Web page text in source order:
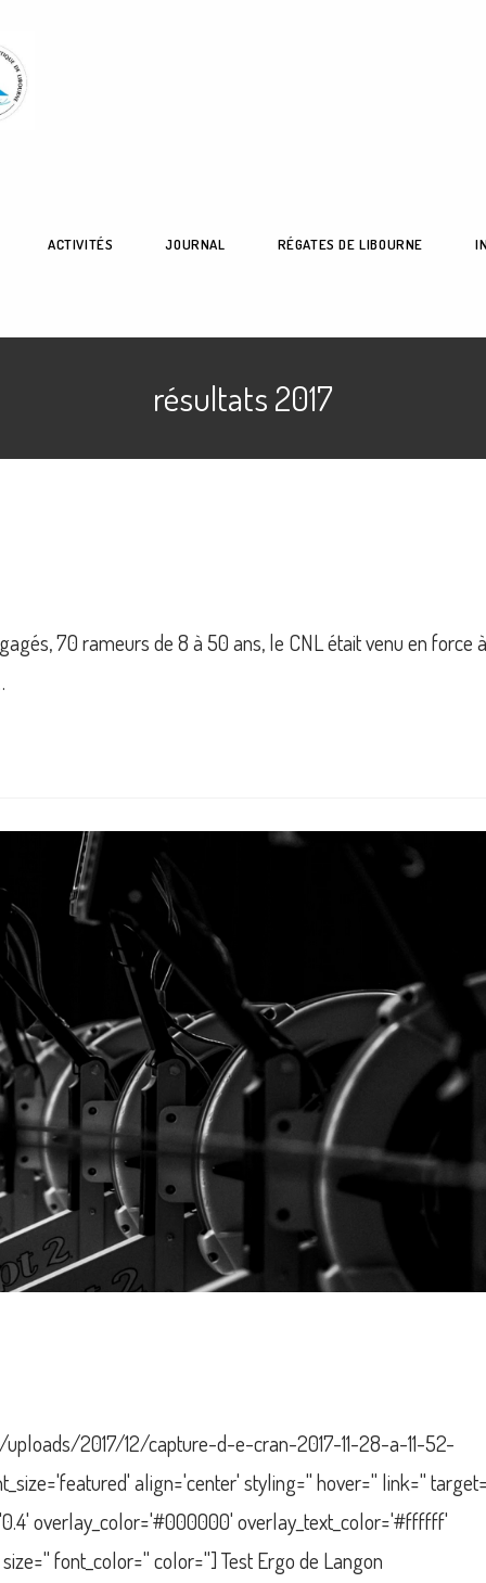
ACTIVITÉS JOURNAL RÉGATES DE LIBOURNE
résultats 2017
70 rameurs de 8 à 50 ans, le CNL était venu en force
2017/12/capture-d-e-cran-2017-11-28-a-11-52-
align='center' styling='' hover='' link=''
overlay_color='#000000' overlay_text_color='#ffffff'
font_color='' color=''] Test Ergo de Langon